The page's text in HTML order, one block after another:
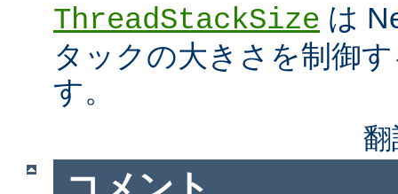
ThreadStackSize は
タックの大きさを制御
す。